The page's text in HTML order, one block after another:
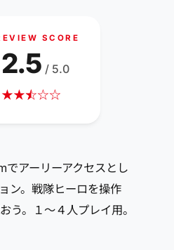
SCORE
★★☆
★☆☆
2.5 / 5.0
アーリーアクセスとし
ン。戦隊ヒーロを操作
う。１～４人プレイ用。